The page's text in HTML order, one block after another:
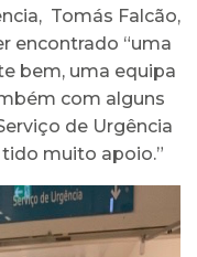
Tomás Falcão,
encontrado “uma
bem, uma equipa
com alguns
de Urgência
muito apoio.”